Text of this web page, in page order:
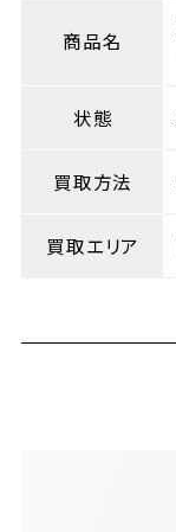
商品名
状態
買取方法
買取エリア